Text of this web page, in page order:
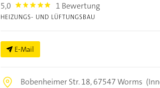
5,0 5.0 1 Bewertung
HEIZUNGS- UND LÜFTUNGSBAU
E-Mail
Bobenheimer Str. 18,67547 Worms